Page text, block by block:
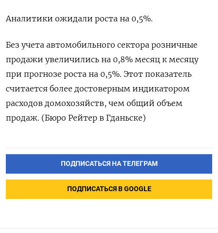
Аналитики ‌ожидали роста ​на 0,5%.
Без ‌учета автомобильного сектора розничные ​
продажи увеличились ​на ‌0,8% месяц ​к месяцу
при прогнозе роста на 0,5%. Этот показатель
считается ​более ⁠достоверным индикатором
расходов домохозяйств, ‌чем ‌общий объем
продаж. (Бюро ​Рейтер в ‌Гданьске)
ПОДПИСАТЬСЯ НА ТЕЛЕГРАМ
ПОДПИСАТЬСЯ В GOOGLE